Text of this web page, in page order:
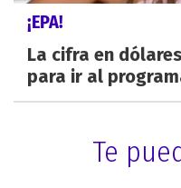
¡EPA!
La cifra en
para ir al
Te